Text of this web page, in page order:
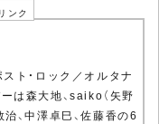
ンク
ト・ロック／オルタナ
は森大地、saiko（矢野
治、中澤卓巳、佐藤香の6